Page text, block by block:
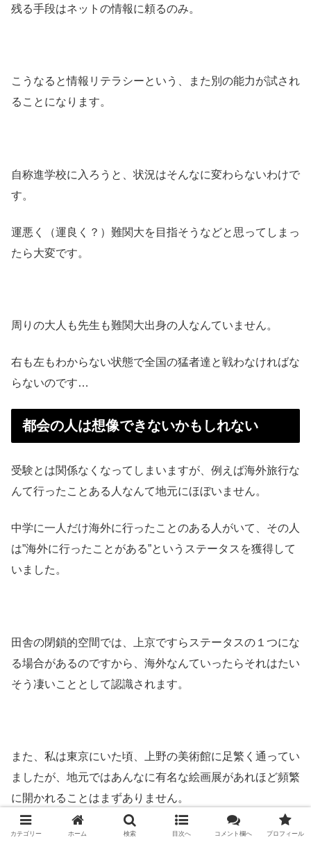
残る手段はネットの情報に頼るのみ。
こうなると情報リテラシーという、また別の能力が試され
ることになります。
自称進学校に入ろうと、状況はそんなに変わらないわけで
す。
運悪く（運良く？）難関大を目指そうなどと思ってしまっ
たら大変です。
周りの大人も先生も難関大出身の人なんていません。
右も左もわからない状態で全国の猛者達と戦わなければな
らないのです…
都会の人は想像できないかもしれない
受験とは関係なくなってしまいますが、例えば海外旅行な
んて行ったことある人なんて地元にほぼいません。
中学に一人だけ海外に行ったことのある人がいて、その人
は”海外に行ったことがある”というステータスを獲得して
いました。
田舎の閉鎖的空間では、上京ですらステータスの１つにな
る場合があるのですから、海外なんていったらそれはたい
そう凄いこととして認識されます。
また、私は東京にいた頃、上野の美術館に足繁く通ってい
ましたが、地元ではあんなに有名な絵画展があれほど頻繁
に開かれることはまずありません。
カテゴリー ホーム 検索 目次へ コメント欄へ プロフィール